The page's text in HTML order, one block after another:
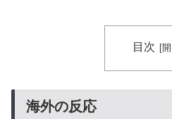
な」「他のことから国民の目
目次
海外の反応